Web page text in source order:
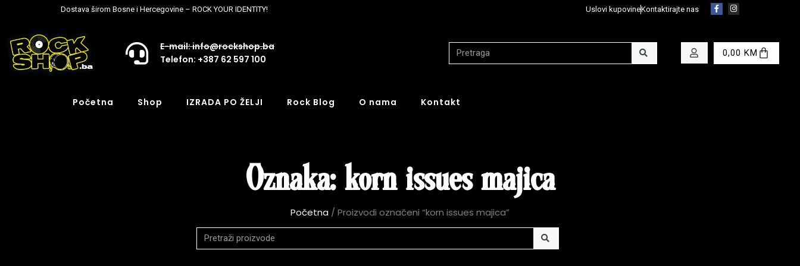
Dostava širom Bosne i Hercegovine – ROCK YOUR IDENTITY! Uslovi kupovineKontaktirajte nas
E-mail: info@rockshop.ba
Telefon: +387 62 597 100
0,00 KM
Početna Shop IZRADA PO ŽELJI Rock Blog O nama Kontakt
Oznaka: korn issues majica
Početna / Proizvodi označeni “korn issues majica”